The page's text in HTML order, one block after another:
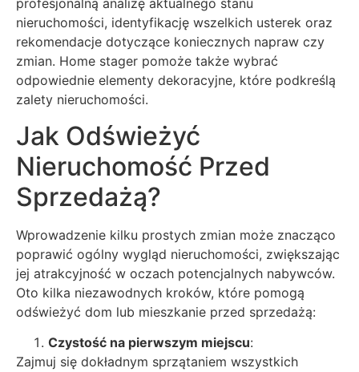
profesjonalną analizę aktualnego stanu
nieruchomości, identyfikację wszelkich usterek oraz
rekomendacje dotyczące koniecznych napraw czy
zmian. Home stager pomoże także wybrać
odpowiednie elementy dekoracyjne, które podkreślą
zalety nieruchomości.
Jak Odświeżyć
Nieruchomość Przed
Sprzedażą?
Wprowadzenie kilku prostych zmian może znacząco
poprawić ogólny wygląd nieruchomości, zwiększając
jej atrakcyjność w oczach potencjalnych nabywców.
Oto kilka niezawodnych kroków, które pomogą
odświeżyć dom lub mieszkanie przed sprzedażą:
Czystość na pierwszym miejscu:
Zajmuj się dokładnym sprzątaniem wszystkich